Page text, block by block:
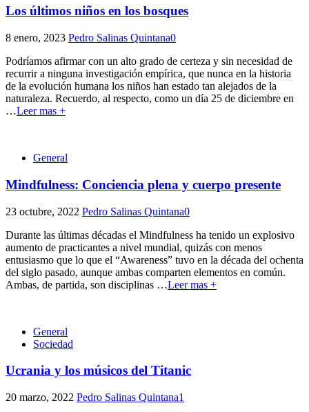
Los últimos niños en los bosques
8 enero, 2023 Pedro Salinas Quintana0
Podríamos afirmar con un alto grado de certeza y sin necesidad de
recurrir a ninguna investigación empírica, que nunca en la historia
de la evolución humana los niños han estado tan alejados de la
naturaleza. Recuerdo, al respecto, como un día 25 de diciembre en
…Leer mas +
General
Mindfulness: Conciencia plena y cuerpo presente
23 octubre, 2022 Pedro Salinas Quintana0
Durante las últimas décadas el Mindfulness ha tenido un explosivo
aumento de practicantes a nivel mundial, quizás con menos
entusiasmo que lo que el “Awareness” tuvo en la década del ochenta
del siglo pasado, aunque ambas comparten elementos en común.
Ambas, de partida, son disciplinas …Leer mas +
General
Sociedad
Ucrania y los músicos del Titanic
20 marzo, 2022 Pedro Salinas Quintana1